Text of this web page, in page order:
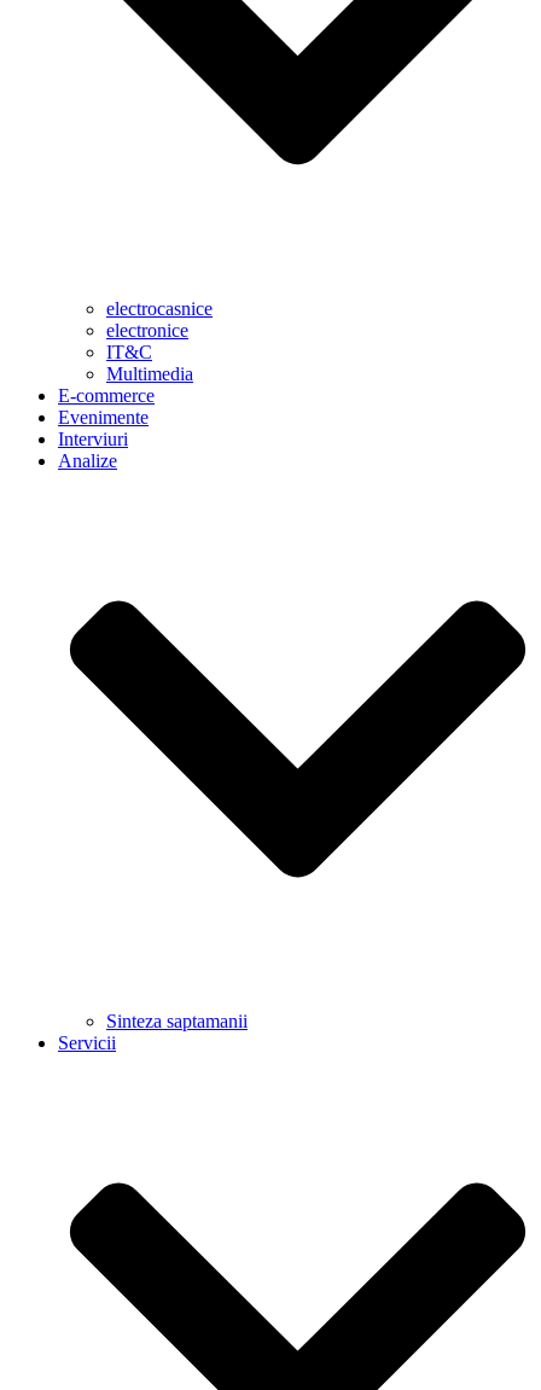
electrocasnice
electronice
IT&C
Multimedia
E-commerce
Evenimente
Interviuri
Analize
Sinteza saptamanii
Servicii